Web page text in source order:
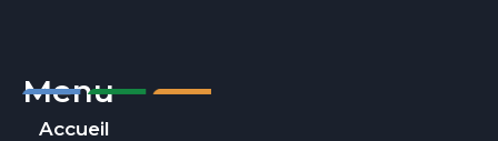
Menu
Accueil